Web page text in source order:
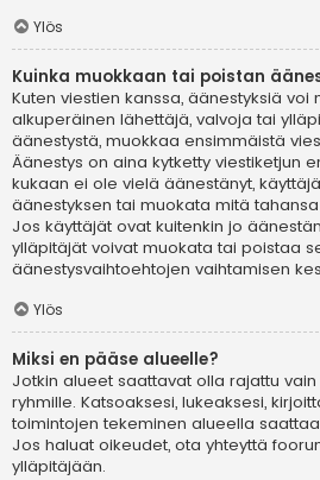
Ylös
Kuinka muokkaan tai poistan
Kuten viestien kanssa, äänestyksiä voi
alkuperäinen lähettäjä, valvoja tai
äänestystä, muokkaa ensimmäistä
Äänestys on aina kytketty viestiketjun
kukaan ei ole vielä äänestänyt,
äänestyksen tai muokata mitä
Jos käyttäjät ovat kuitenkin jo
ylläpitäjät voivat muokata tai poistaa
äänestysvaihtoehtojen vaihtamisen
Ylös
Miksi en pääse alueelle?
Jotkin alueet saattavat olla rajattu
ryhmille. Katsoaksesi, lukeaksesi,
toimintojen tekeminen alueella
Jos haluat oikeudet, ota yhteyttä
ylläpitäjään.